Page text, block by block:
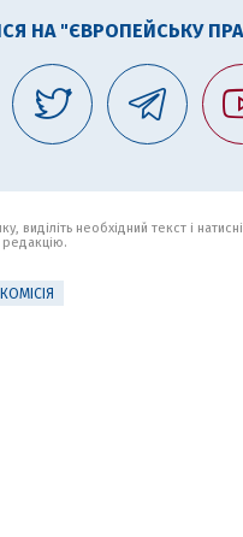
НА "ЄВРОПЕЙСЬКУ
виділіть необхідний текст і